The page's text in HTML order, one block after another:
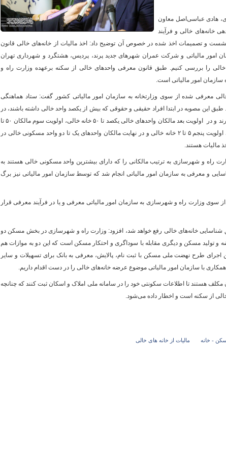
هادی عباسی‌اصل معاون
خانه‌های خالی و فرآیند
و تصمیمات اخذ شده در خصوص آن توضیح داد: اخذ مالیات از خانه‌های خالی قانون
مالیاتی و شرکت عمران شهرهای جدید پرند، پردیس، هشتگرد و شهرداری تهران
خالی را بررسی کنیم. طبق قانون معرفی واحدهای خالی از سکنه برعهده وزارت راه و
امور مالیاتی است.
معرفی شده از سوی وزارتخانه به سازمان امور مالیاتی کشور گفت: ستاد هماهنگی
طبق این مصوبه در ابتدا افراد حقیقی و حقوقی که بیش از یکصد واحد خالی داشته باشند، در
اولویت نخست معرفی به سازمان امور مالیاتی قرار دارند و در اولویت بعد مالکان واحدهای خالی یکصد تا ۵۰ خانه خالی، اولویت سوم مالکان ۵۰ تا
۲۰خانه خالی، اولویت چهارم مالکان ۲۰ تا ۵ خانه خالی، اولویت پنجم ۵ تا ۲ خانه خالی و در نهایت مالکان واحدهای یک تا دو واحد مسکونی خالی در
مالیات هستند.
راه و شهرسازی به ترتیب مالکانی را که دارای بیشترین واحد مسکونی خالی هستند به
و معرفی به سازمان امور مالیاتی انجام شد که توسط سازمان امور مالیاتی نیز برگ
مسکونی خالی از سوی وزارت راه و شهرسازی به سازمان امور مالیاتی معرفی و یا در فرآیند معرفی قرار
شناسایی خانه‌های خالی رفع خواهد شد، افزود: وزارت راه و شهرسازی در بخش مسکن دو
مسکن و دیگری مقابله با سوداگری و احتکار مسکن است که این دو به موازات هم
طرح نهضت ملی مسکن با ثبت نام، پالایش، معرفی به بانک برای تسهیلات و سایر
با سازمان امور مالیاتی موضوع عرضه خانه‌های خالی را در دست اقدام داریم.
هستند تا اطلاعات سکونتی خود را در سامانه ملی املاک و اسکان ثبت کنند که چنانچه
خالی از سکنه است و اخطار داده می‌شود.
- خانه مالیات از خانه های خالی